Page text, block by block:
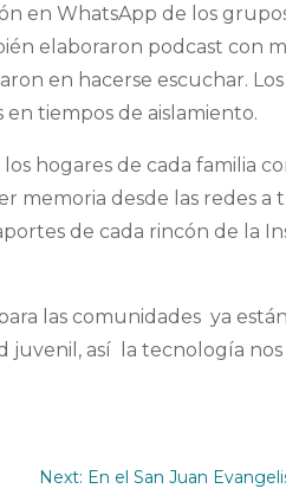
en WhatsApp de los
elaboraron podcast con
en hacerse escuchar.
tiempos de aislamiento.
hogares de cada familia
memoria desde las redes a
de cada rincón de la
las comunidades ya
juvenil, así la tecnología
Next: En el San Juan